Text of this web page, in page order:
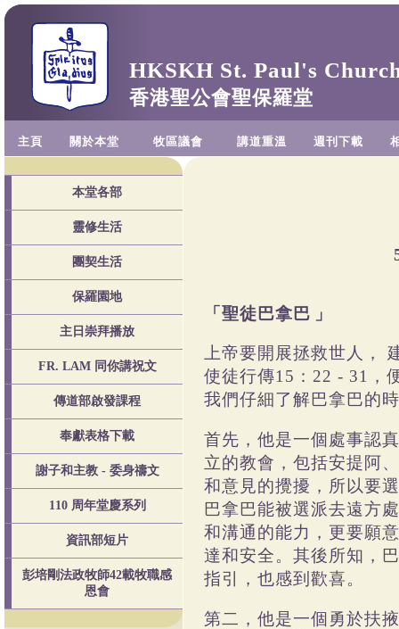
HKSKH St. Paul's
香港聖公會聖保羅堂
主頁 關於本堂 牧區議會 講道重溫 週刊下載
本堂各部
靈修生活
團契生活
保羅園地
主日崇拜播放
FR. LAM 同你講祝文
傳道部啟發課程
奉獻表格下載
謝子和主教 - 委身禱文
110 周年堂慶系列
資訊部短片
彭培剛法政牧師42載牧職感
恩會
「聖徒巴拿巴
上帝要開展拯救世人，
使徒行傳15 ： 22 - 31 ，
我們仔細了解巴拿巴的
首先，他是一個處事認
立的教會，包括安提阿
和意見的攪擾，所以要
巴拿巴能被選派去遠方
和溝通的能力，更要願
達和安全。其後所知，
指引，也感到歡喜。
第二，他是一個勇於扶